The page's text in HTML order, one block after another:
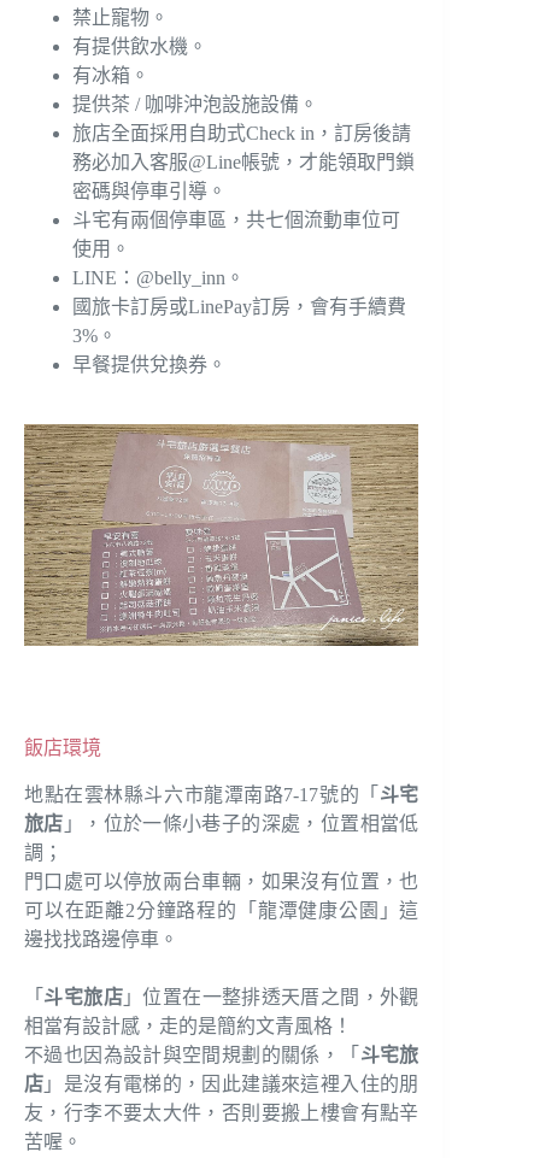
禁止寵物。
有提供飲水機。
有冰箱。
提供茶 / 咖啡沖泡設施設備。
旅店全面採用自助式Check in，訂房後請
務必加入客服@Line帳號，才能領取門鎖
密碼與停車引導。
斗宅有兩個停車區，共七個流動車位可
使用。
LINE：@belly_inn。
國旅卡訂房或LinePay訂房，會有手續費
3%。
早餐提供兌換券。
飯店環境
地點在雲林縣斗六市龍潭南路7-17號的「 斗宅
旅店 」，位於一條小巷子的深處，位置相當低
調；
門口處可以停放兩台車輛，如果沒有位置，也
可以在距離2分鐘路程的「龍潭健康公園」這
邊找找路邊停車。
「 斗宅旅店」位置在一整排透天厝之間，外觀
相當有設計感，走的是簡約文青風格！
不過也因為設計與空間規劃的關係，「 斗宅旅
店 」是沒有電梯的，因此建議來這裡入住的朋
友，行李不要太大件，否則要搬上樓會有點辛
苦喔。